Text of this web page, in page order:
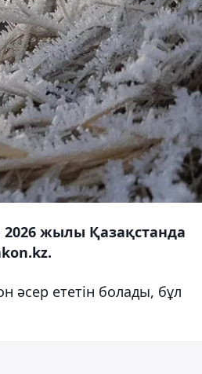
жылы Қазақстанда
әсер ететін болады, бұл